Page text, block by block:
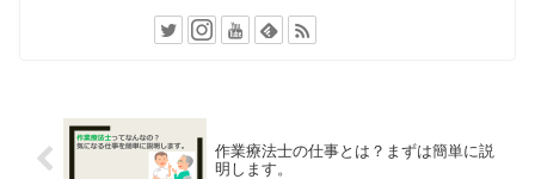
作業療法士の仕事とは？まずは簡単に説
明します。